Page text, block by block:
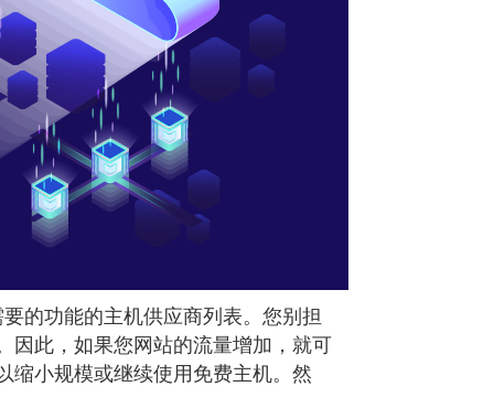
的功能的主机供应商列表。您别担
因此，如果您网站的流量增加，就可
缩小规模或继续使用免费主机。然